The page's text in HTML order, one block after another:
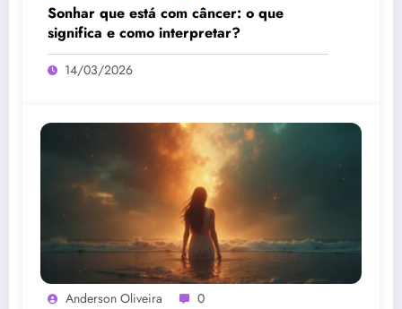
Sonhar que está com câncer: o que
significa e como interpretar?
14/03/2026
Anderson Oliveira 0